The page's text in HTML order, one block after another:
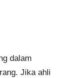
dalam
Jika ahli